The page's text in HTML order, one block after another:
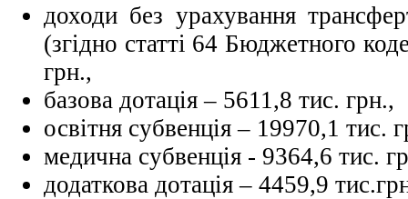
доходи без урахування
(згідно статті 64 Бюджетного
грн.,
базова дотація – 5611,8 тис. грн.,
освітня субвенція – 19970,1 тис.
медична субвенція - 9364,6 тис.
додаткова дотація – 4459,9